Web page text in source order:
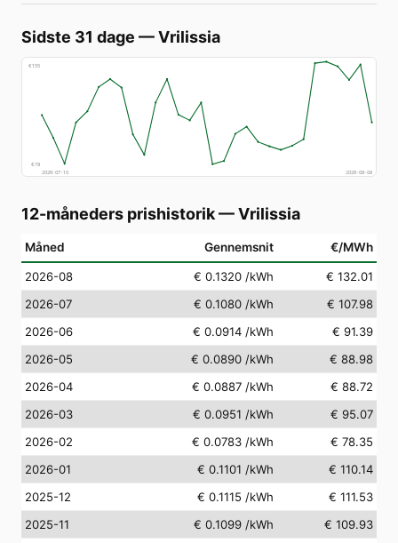
Sidste 31 dage —Vrilissia
€155
€79
2026-07-10
2026-08-08
12-måneders prishistorik—Vrilissia
Måned Gennemsnit €/MWh
2026-08 € 0.1320 /kWh
€ 132.01
2026-07
€ 0.1080 /kWh
€ 107.98
2026-06
€ 0.0914 /kWh
€ 91.39
2026-05
€ 0.0890 /kWh
€ 88.98
2026-04
€ 0.0887 /kWh
€ 88.72
2026-03
€ 0.0951 /kWh
€ 95.07
2026-02
€ 0.0783 /kWh
€ 78.35
2026-01
€ 0.1101 /kWh
€ 110.14
2025-12
€ 0.1115 /kWh
€ 111.53
2025-11
€ 0.1099 /kWh
€ 109.93